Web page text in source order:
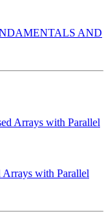
AND
Arrays with Parallel